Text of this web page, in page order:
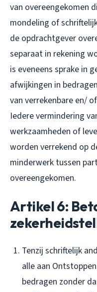
van overeengekomen
mondeling of
de opdrachtgever
separaat in rekening
is eveneens sprake in
afwijkingen in
van verrekenbare en/
Iedere vermindering
werkzaamheden of
worden verrekend op
minderwerk tussen
overeengekomen.
Artikel 6:
Tenzij schriftelijk
alle aan
bedragen zonder